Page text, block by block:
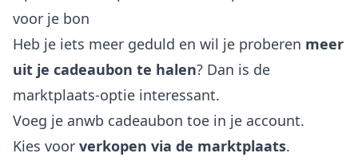
voor je bon
Heb je iets meer geduld en wil je proberen meer
uit je cadeaubon te halen? Dan is de
marktplaats-optie interessant.
Voeg je anwb cadeaubon toe in je account.
Kies voor verkopen via de marktplaats.